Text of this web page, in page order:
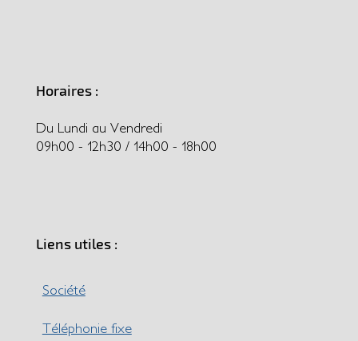
Horaires :
Du Lundi au Vendredi
09h00 - 12h30 / 14h00 - 18h00
Liens utiles :
Société
Téléphonie fixe